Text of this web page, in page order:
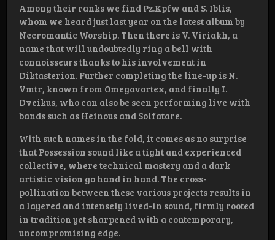
Among their ranks we find Pz.Kpfw and S. Iblis,
whom we heard just last year on the latest album by
Necromantic Worship. Then there is V. Viriakh, a
name that will undoubtedly ring a bell with
connoisseurs thanks to his involvement in
Diktasterion. Further completing the line-up is N.
Vmtr, known from Omegavortex, and finally I.
Dveikus, who can also be seen performing live with
bands such as Heinous and Solfatare.
With such names in the fold, it comes as no surprise
that Possession sound like a tight and experienced
collective, where technical mastery and a dark
artistic vision go hand in hand. The cross-
pollination between these various projects results in
a layered and intensely lived-in sound, firmly rooted
in tradition yet sharpened with a contemporary,
uncompromising edge.